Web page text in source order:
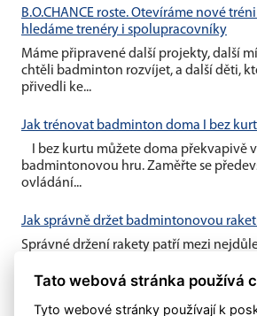
B.O.CHANCE roste. Otevíráme nové
hledáme trenéry i spolupracovníky
Máme připravené další projekty, další
chtěli badminton rozvíjet, a další děti,
přivedli ke...
Jak trénovat badminton doma I bez
I bez kurtu můžete doma překvapivě
badmintonovou hru. Zaměřte se
ovládání...
Jak správně držet badmintonovou
Správné držení rakety patří mezi
kontrolovat míček, zahrát...
Tato webová stránka používá
Tyto webové stránky používají k